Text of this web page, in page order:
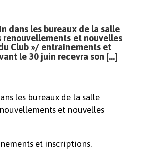
dans les bureaux de la salle
renouvellements et nouvelles
Club »/ entrainements et
le 30 juin recevra son […]
les bureaux de la salle
et nouvelles
et inscriptions.